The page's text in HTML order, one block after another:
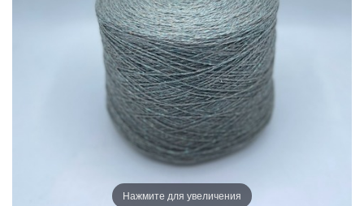
Нажмите для увеличения